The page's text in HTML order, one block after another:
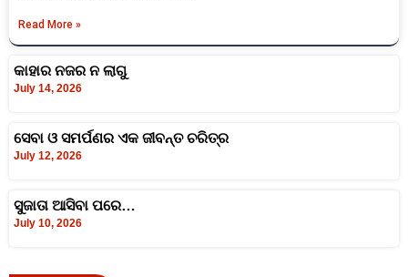
Read More »
କାହାର ନଜର ନ ଲାଗୁ
July 14, 2026
ସେବା ଓ ସମର୍ପଣର ଏକ ଜୀବନ୍ତ ଚରିତ୍ର
July 12, 2026
ସୁଜାତା ଆସିବା ପରେ…
July 10, 2026